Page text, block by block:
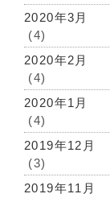
2020年3月
(4)
2020年2月
(4)
2020年1月
(4)
2019年12月
(3)
2019年11月